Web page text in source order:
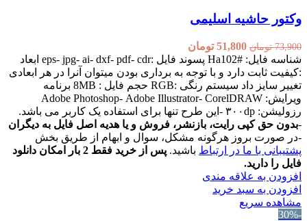
وکتور حاشیه اسلیمی
73,900 تومان 51,800 تومان
شناسه فایل: #Ha102 پسوند فایل :eps- jpg- ai- dxf- pdf- cdr ابعاد
:کیفیت ثابت دارد و با توجه به برداری بودن میتوان آنرا در هر ابعادی
تغییر سایز داد سیستم رنگی :RGB حجم فایل : 8MB برنامه
ویرایش: Adobe Photoshop- Adobe Illustrator- CorelDRAW
رزولیشن: ۳۰۰dp -این طرح تنها برای استفاده یک کاربر می باشد.
-بدون حق کپی رایت، بازنشر، فروش و یا هدیه اصل فایل به دیگران
-در صورت بروز هرگونه مشکل، سوال و ابهام از طریق بخش
پشتیبانی با ما در ارتباطباشید.
پس از خرید فقط 2 بار امکان دانلود
فایل را دارید.
افزودن به علاقه مندی
افزودن به سبد خرید
مشاهده سریع
-30%